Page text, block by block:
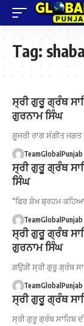
Tag:
ਸ੍ਰੀ ਗੁਰੂ ਗ੍ਰੰਥ
ਗੁਰਨਾਮ ਸਿੰਘ
ਗੂਜਰੀ ਰਾਗ ਸੰਗੀਤ
TeamGlobalPunjab
ਸ੍ਰੀ ਗੁਰੂ ਗ੍ਰੰਥ
ਸਿੰਘ
"ਫਿਰ ਸ਼ੇਖ਼ ਬ੍ਰਹਮ ਕਹਿਆ
TeamGlobalPunjab
ਸ੍ਰੀ ਗੁਰੂ ਗ੍ਰੰਥ
ਗੁਰਨਾਮ ਸਿੰਘ
ਗਉੜੀ ਸ੍ਰੀ ਗੁਰੂ ਗ੍ਰੰਥ
TeamGlobalPunjab
ਸ੍ਰੀ ਗੁਰੂ ਗ੍ਰੰਥ
ਸ੍ਰੀ ਗੁਰੂ ਗ੍ਰੰਥ ਸਾਹਿਬ